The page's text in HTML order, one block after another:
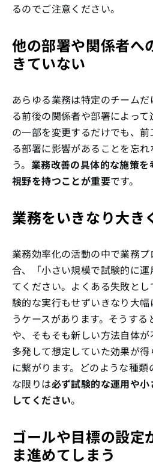
るのでご注意ください。
他の部署や関係者へ
きていない
あらゆる業務は特定のチーム
る前後の関係者や部署によっ
の一部を変更するだけでも、
る部署に影響があることを忘
う。 業務改善の具体的な施策
視野を持つことが重要です。
業務をいきなり大き
業務効率化の活動の中で業務
合、「小さい規模で試験的に
てください。よくある失敗と
験的な実行もせずいきなり大
うケースがあります。そうす
や、そもそも新しい方法自体
多発して想定していた効果が
に繋がります。どのような種
な限りは必ず試験的な運用や
してください。
ゴールや目標の設定
ま進めてしまう